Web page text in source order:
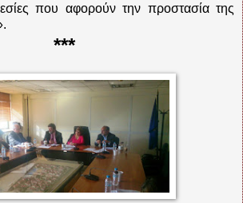
που αφορούν την προστασία της
***